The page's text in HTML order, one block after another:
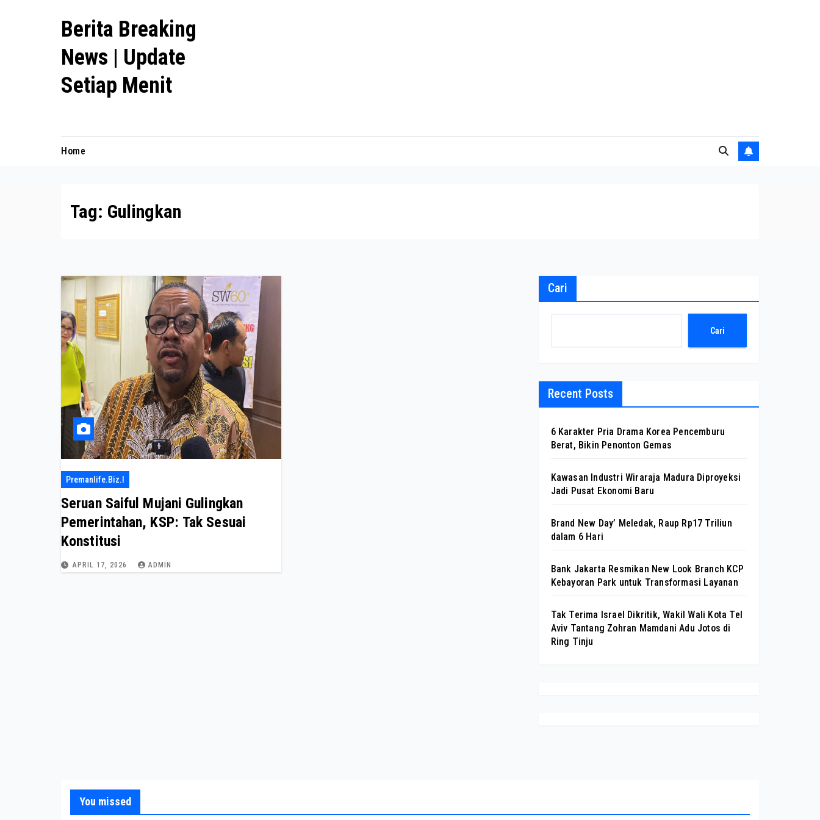
Berita Breaking
News | Update
Setiap Menit
Home
Tag: Gulingkan
Premanlife.biz.i
Seruan Saiful Mujani Gulingkan
Pemerintahan, KSP: Tak Sesuai
Konstitusi
APRIL 17, 2026 ADMIN
Cari
Cari
Recent Posts
6 Karakter Pria Drama Korea Pencemburu
Berat, Bikin Penonton Gemas
Kawasan Industri Wiraraja Madura Diproyeksi
Jadi Pusat Ekonomi Baru
Brand New Day’ Meledak, Raup Rp17 Triliun
dalam 6 Hari
Bank Jakarta Resmikan New Look Branch KCP
Kebayoran Park untuk Transformasi Layanan
Tak Terima Israel Dikritik, Wakil Wali Kota Tel
Aviv Tantang Zohran Mamdani Adu Jotos di
Ring Tinju
You missed